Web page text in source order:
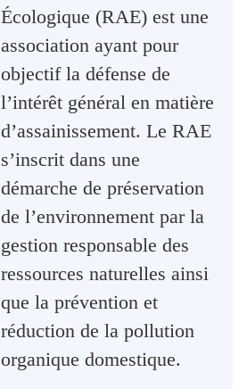
Écologique (RAE) est une
association ayant pour
objectif la défense de
l’intérêt général en matière
d’assainissement. Le RAE
s’inscrit dans une
démarche de préservation
de l’environnement par la
gestion responsable des
ressources naturelles ainsi
que la prévention et
réduction de la pollution
organique domestique.